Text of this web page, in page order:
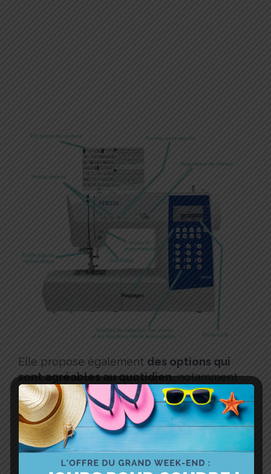
Elle propose également des options qui
sont agréables au quotidien, notamment
:
le coupe fil et l’enfile aiguille
automatique
le régulateur progressif de vitesse
(permettant d’abaisser la vitesse de la